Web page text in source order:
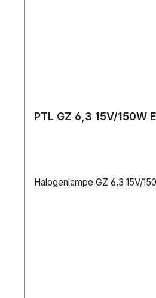
PTL GZ 6,3 15V/150W
Halogenlampe GZ 6,3 15V/